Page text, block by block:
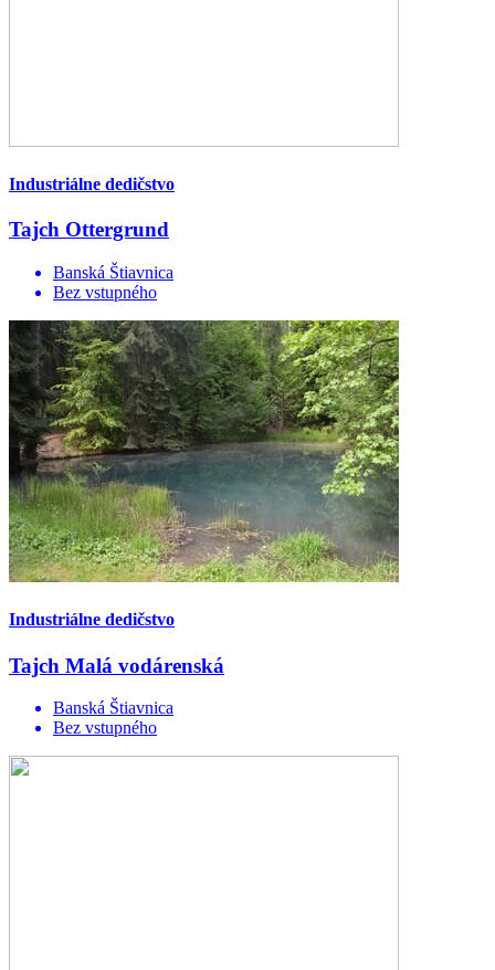
Industriálne dedičstvo
Tajch Ottergrund
Banská Štiavnica
Bez vstupného
Industriálne dedičstvo
Tajch Malá vodárenská
Banská Štiavnica
Bez vstupného